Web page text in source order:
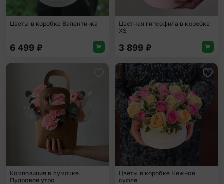
Цветы в коробке Валентинка
6 499 ₽
Цветная гипсофила в коробке
XS
3 899 ₽
Добавить в избранное
Композиция в сумочке
Пудровое утро
Цветы в коробке Нежное
суфле